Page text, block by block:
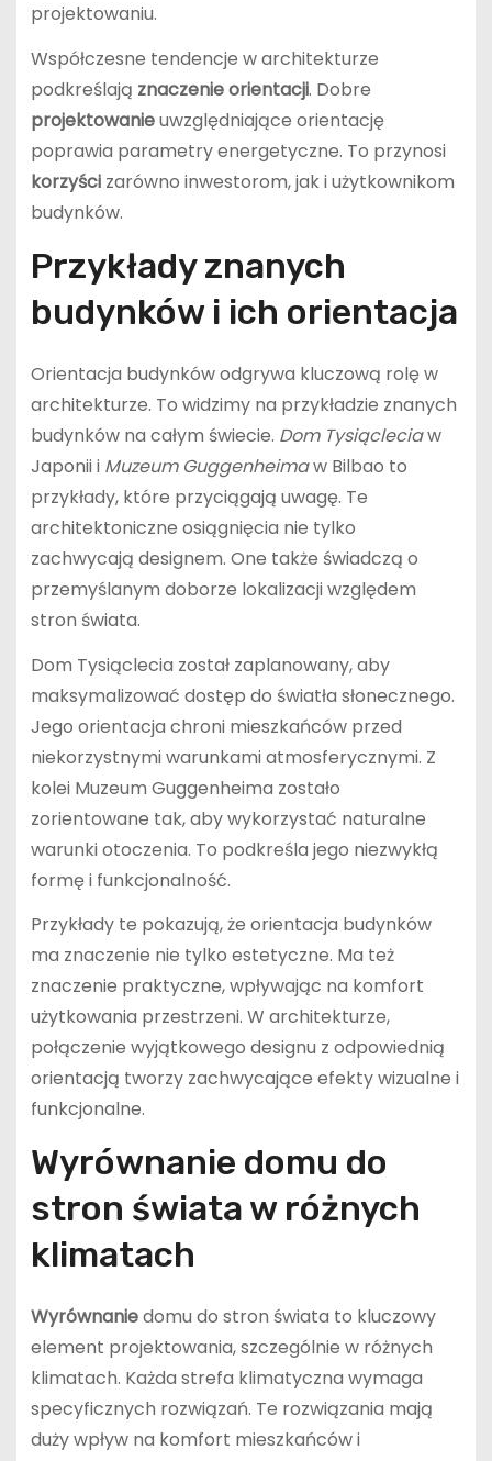
projektowaniu.
Współczesne tendencje w architekturze
podkreślają znaczenie orientacji. Dobre
projektowanieuwzględniające orientację
poprawia parametry energetyczne. To przynosi
korzyścizarówno inwestorom, jak i użytkownikom
budynków.
Przykłady znanych
budynków i ich orientacja
Orientacja budynków odgrywa kluczową rolę w
architekturze. To widzimy na przykładzie znanych
budynków na całym świecie. Dom Tysiącleciaw
Japonii i Muzeum Guggenheimaw Bilbao to
przykłady, które przyciągają uwagę. Te
architektoniczne osiągnięcia nie tylko
zachwycają designem. One także świadczą o
przemyślanym doborze lokalizacji względem
stron świata.
Dom Tysiąclecia został zaplanowany, aby
maksymalizować dostęp do światła słonecznego.
Jego orientacja chroni mieszkańców przed
niekorzystnymi warunkami atmosferycznymi. Z
kolei Muzeum Guggenheima zostało
zorientowane tak, aby wykorzystać naturalne
warunki otoczenia. To podkreśla jego niezwykłą
formę i funkcjonalność.
Przykłady te pokazują, że orientacja budynków
ma znaczenie nie tylko estetyczne. Ma też
znaczenie praktyczne, wpływając na komfort
użytkowania przestrzeni. W architekturze,
połączenie wyjątkowego designu z odpowiednią
orientacją tworzy zachwycające efekty wizualne i
funkcjonalne.
Wyrównanie domu do
stron świata w różnych
klimatach
Wyrównaniedomu do stron świata to kluczowy
element projektowania, szczególnie w różnych
klimatach. Każda strefa klimatyczna wymaga
specyficznych rozwiązań. Te rozwiązania mają
duży wpływ na komfort mieszkańców i